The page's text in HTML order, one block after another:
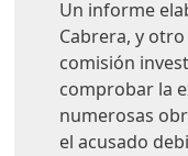
Un informe
Cabrera, y
comisión
comprobar la
numerosas
el acusado